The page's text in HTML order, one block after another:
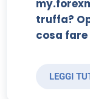
truffa?
cosa
LEGGI